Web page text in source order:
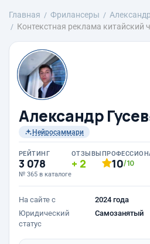
Главная Фрилансеры
Контекстная реклама китайский
Александр Гусев
Нейросаммари
РЕЙТИНГ
3 078
№ 365 в каталоге
ОТЗЫВЫ
2 10/10
На сайте с
2024 года
Юридический
статус
Самозанятый